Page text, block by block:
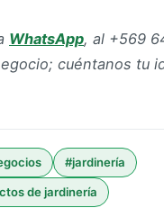
WhatsApp, al +569
cuéntanos tu
#jardinería
de jardinería